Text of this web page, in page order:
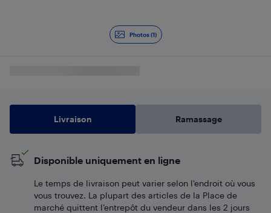
Photos (1)
Livraison Ramassage
Disponible uniquement en ligne
Le temps de livraison peut varier selon l'endroit où vous
vous trouvez. La plupart des articles de la Place de
marché quittent l’entrepôt du vendeur dans les 2 jours